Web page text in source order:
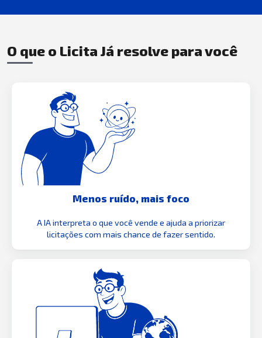
O que o Licita Já resolve para você
Menos ruído, mais foco
A IA interpreta o que você vende e ajuda a priorizar
licitações com mais chance de fazer sentido.